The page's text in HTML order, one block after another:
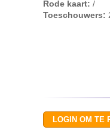
Rode kaart: /
Toeschouwers: